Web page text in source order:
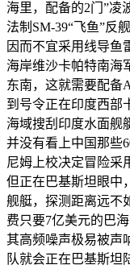
海里，配备的2门”凌
法制SM-39“飞鱼”反
因而不宜采用线导鱼
海岸维沙卡帕特南海
东南，这就需要配备
到号令正在印度西部
海域搜刮印度水面舰
并没有看上中国那些
尼姆上校决定冒险采
但正在巴基斯坦眼中
舰艇，探测距离远不
费只要7亿美元的巴
其高频噪声极易被声
队就会正在巴基斯坦